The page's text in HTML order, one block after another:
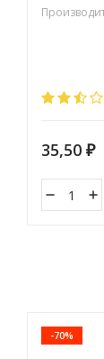
35,50 ₽
-70%